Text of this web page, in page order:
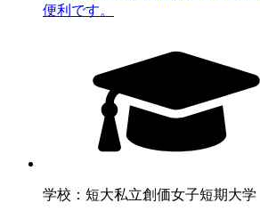
便利です。
学校：短大私立創価女子短期大学